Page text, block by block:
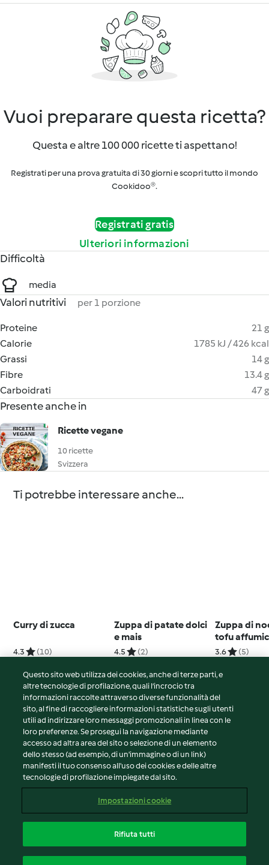
Vuoi preparare questa ricetta?
Questa e altre 100 000 ricette ti aspettano!
Registrati per una prova gratuita di 30 giorni e scopri tutto il mondo
Cookidoo®.
Registrati gratis
Ulteriori informazioni
Difficoltà
media
Valori nutritivi per 1 porzione
Proteine
21 g
Calorie
1785 kJ / 426 kcal
Grassi
14 g
Fibre
13.4 g
Carboidrati
47 g
Presente anche in
Ricette vegane
10 ricette
Svizzera
Ti potrebbe interessare anche...
Curry di zucca
4.3 (10)
Zuppa di patate dolci
e mais
4.5 (2)
Zuppa di
tofu
spinaci e
3.6 (5)
© Copyright 2026
Termini del servizio
Informativa sulla privacy
Avvertenze generali
Note legali
Contenuto del rapporto
Dichiarazione di accessibilità
Questo sito web utilizza dei cookies, anche di terze parti, e
altre tecnologie di profilazione, quali l’incrocio tra
informazioni raccolte attraverso diverse funzionalità del
sito, al fine di raccogliere informazioni statistiche sugli utenti
utili ad indirizzare loro messaggi promozionali in linea con le
loro preferenze. Se prosegui la navigazione mediante
accesso ad altra area del sito o selezione di un elemento
dello stesso (ad esempio, di un'immagine o di un link)
manifesti il tuo consenso all'uso dei cookies e delle altre
tecnologie di profilazione impiegate dal sito.
Impostazioni cookie
Rifiuta tutti